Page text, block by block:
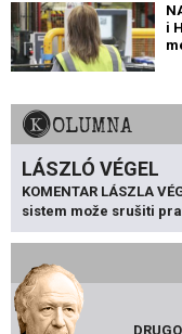
i
KOLUMNA
LÁSZLÓ VÉGEL
KOMENTAR LÁSZLA
sistem može srušiti